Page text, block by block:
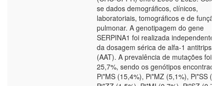
se dados demográficos, clínicos,
laboratoriais, tomográficos e de função
pulmonar. A genotipagem do gene
SERPINA1 foi realizada
da dosagem sérica de alfa-1
(AAT). A prevalência de mutações foi
25,7%, sendo os genótipos
Pi*MS (15,4%), Pi*MZ (5,1%), Pi*SS